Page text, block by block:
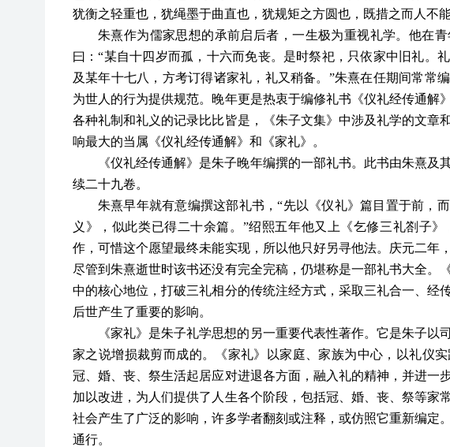
犹衡之轻重也，犹绳墨于曲直也，犹规矩之方圆也，既措之而人不
朱熹作为儒家思想的承前启后者，一生极为重视礼学。他在
曰：“某自十四岁而孤，十六而免丧。是时祭祀，只依家中旧礼。
及某年十七八，方考订得诸家礼，礼又稍备。”朱熹在任期间常常
为世人的行为提供规范。晚年更是热衷于编修礼书《仪礼经传通解
各种礼制和礼义的记录比比皆是，《朱子文集》中涉及礼学的文章
响最大的当属《仪礼经传通解》和《家礼》。
《仪礼经传通解》是朱子晚年编撰的一部礼书。此书由朱熹及
续二十九卷。
朱熹早年就有意编撰这部礼书，“先以《仪礼》篇目置于前，
义》，似此类已得二十余篇。”绍熙五年他又上《乞修三礼劄子
作，可惜这个愿望最终未能实现，所以他只好另寻他法。庆元二年
尽管到朱熹逝世时该书还没有完全完稿，仍堪称是一部礼书大全。
中的核心地位，打破三礼相分的传统注经方式，采取三礼合一、经
后世产生了重要的影响。
《家礼》是朱子礼学思想的另一重要代表性著作。它是朱子
家之说增损裁剪而成的。《家礼》以家庭、家族为中心，以礼仪
冠、婚、丧、祭生活起居应对进退各方面，融入礼的精神，并进一
加以改进，为人们提供了人生各个阶段，包括冠、婚、丧、祭等家
社会产生了广泛的影响，许多学者翻刻或注释，或仿照它重新编定
通行。